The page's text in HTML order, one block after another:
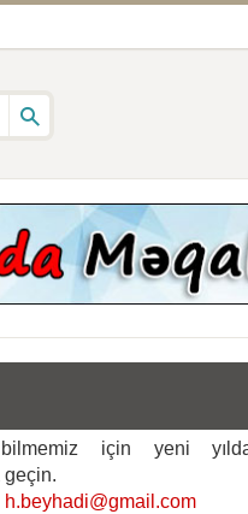
bilmemiz için yeni
geçin.
h.beyhadi@gmail.com